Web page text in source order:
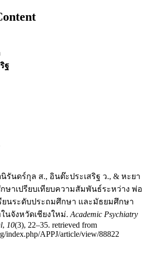
ฐ
นดร์กุล ส., อินต๊ะประเสริฐ ว., & หะยา
กษาเปรียบเทียบความสัมพันธ์ระหว่าง พ่อ
ยนระดับประถมศึกษา และมัธยมศึกษา
นจังหวัดเชียงใหม่. Academic Psychiatry
, 10(3), 22–35. retrieved from
index.php/APPJ/article/view/88822